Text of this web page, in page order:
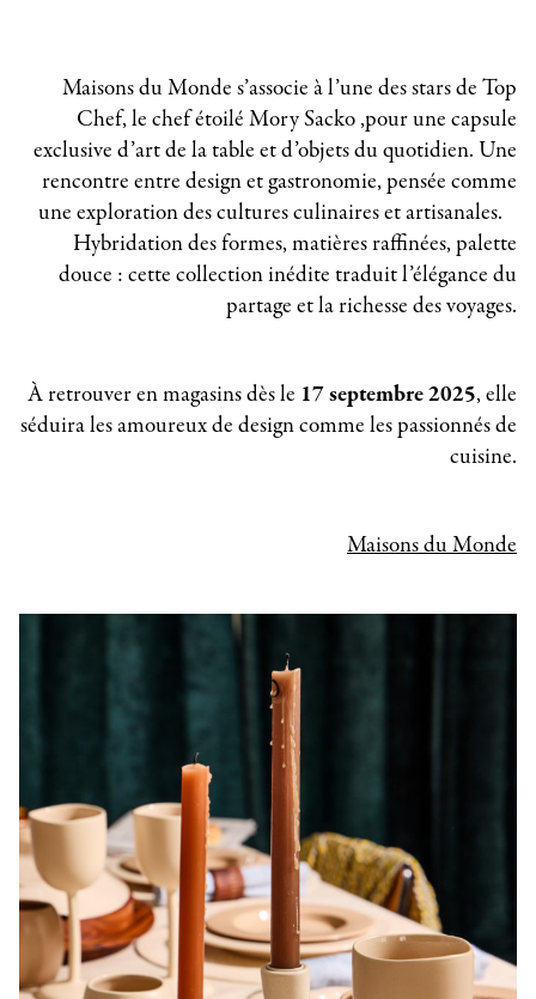
Maisons du Monde s’associe à l’une des stars de Top
Chef, le chef étoilé Mory Sacko ,pour une capsule
exclusive d’art de la table et d’objets du quotidien. Une
rencontre entre design et gastronomie, pensée comme
une exploration des cultures culinaires et artisanales.
Hybridation des formes, matières raffinées, palette
douce : cette collection inédite traduit l’élégance du
partage et la richesse des voyages.
À retrouver en magasins dès le 17 septembre 2025, elle
séduira les amoureux de design comme les passionnés de
cuisine.
Maisons du Monde